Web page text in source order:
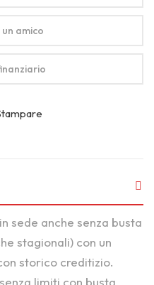
amico
sede anche senza busta
stagionali) con un
storico creditizio.
limiti con busta